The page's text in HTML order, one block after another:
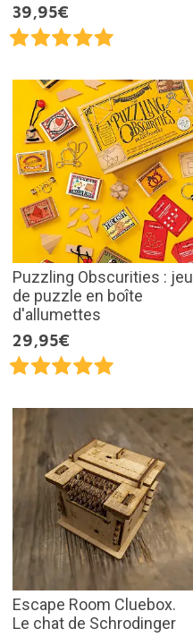
39,95€
Puzzling Obscurities : jeu
de puzzle en boîte
d'allumettes
29,95€
Escape Room Cluebox.
Le chat de Schrodinger